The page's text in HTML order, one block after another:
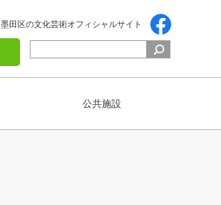
墨田区の文化芸術オフィシャルサイト
公共施設